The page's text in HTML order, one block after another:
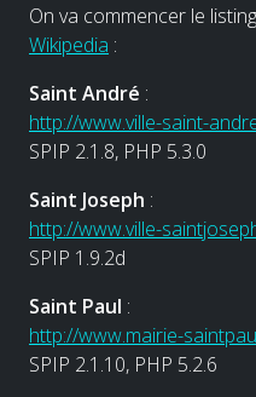
On va commencer le
Wikipedia :
Saint André :
http://www.ville-saint-
SPIP 2.1.8, PHP 5.3.0
Saint Joseph :
http://www.ville-
SPIP 1.9.2d
Saint Paul :
http://www.mairie-
SPIP 2.1.10, PHP 5.2.6